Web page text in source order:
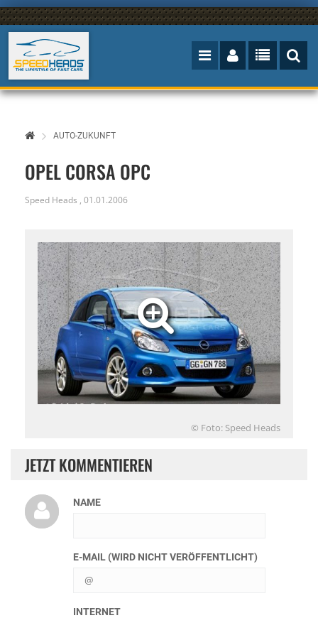
AUTO-ZUKUNFT
OPEL CORSA OPC
Speed Heads , 01.01.2006
© Foto: Speed Heads
JETZT KOMMENTIEREN
NAME
E-MAIL (WIRD NICHT VERÖFFENTLICHT)
INTERNET